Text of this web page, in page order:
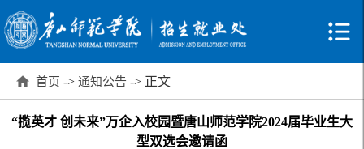
首页 -> 通知公告 -> 正文
“揽英才 创未来”万企入校园暨唐山师范学院2024届毕业生大
型双选会邀请函